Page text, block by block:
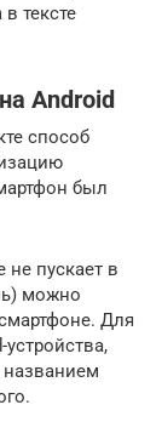
тексте
Android
способ
был
пускает в
можно
Для
названием